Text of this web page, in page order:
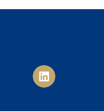
L
i
n